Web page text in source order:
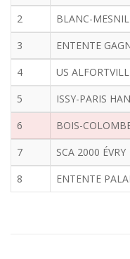
2
BLANC-
3
ENTENTE
4
US
5
ISSY-PARIS
6
BOIS-
7
SCA 2000 ÉVRY
8
ENTENTE